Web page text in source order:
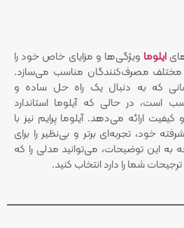
ایلوما ویژگی‌ها و مزایای خاص خود را
مختلف مصرف‌کنندگان مناسب می‌سازد.
که به دنبال یک راه حل ساده و
است، در حالی که آیلوما استاندارد
ارائه می‌دهد. آیلوما پرایم نیز با
خود، تجربه‌ای برتر و بی‌نظیر را برای
به این توضیحات، می‌توانید مدلی را که
شما را دارد انتخاب کنید.